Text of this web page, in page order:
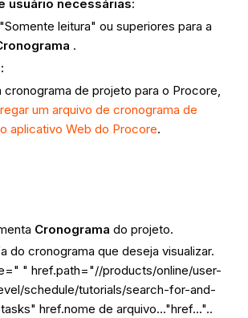
usuário necessárias:
leitura" ou superiores para a
.
cronograma de projeto para o Procore,
um arquivo de cronograma de
aplicativo Web do Procore.
Cronograma do projeto.
do cronograma que deseja visualizar.
" href.path="//products/online/user-
schedule/tutorials/search-for-and-
href.nome de arquivo..."href..."..